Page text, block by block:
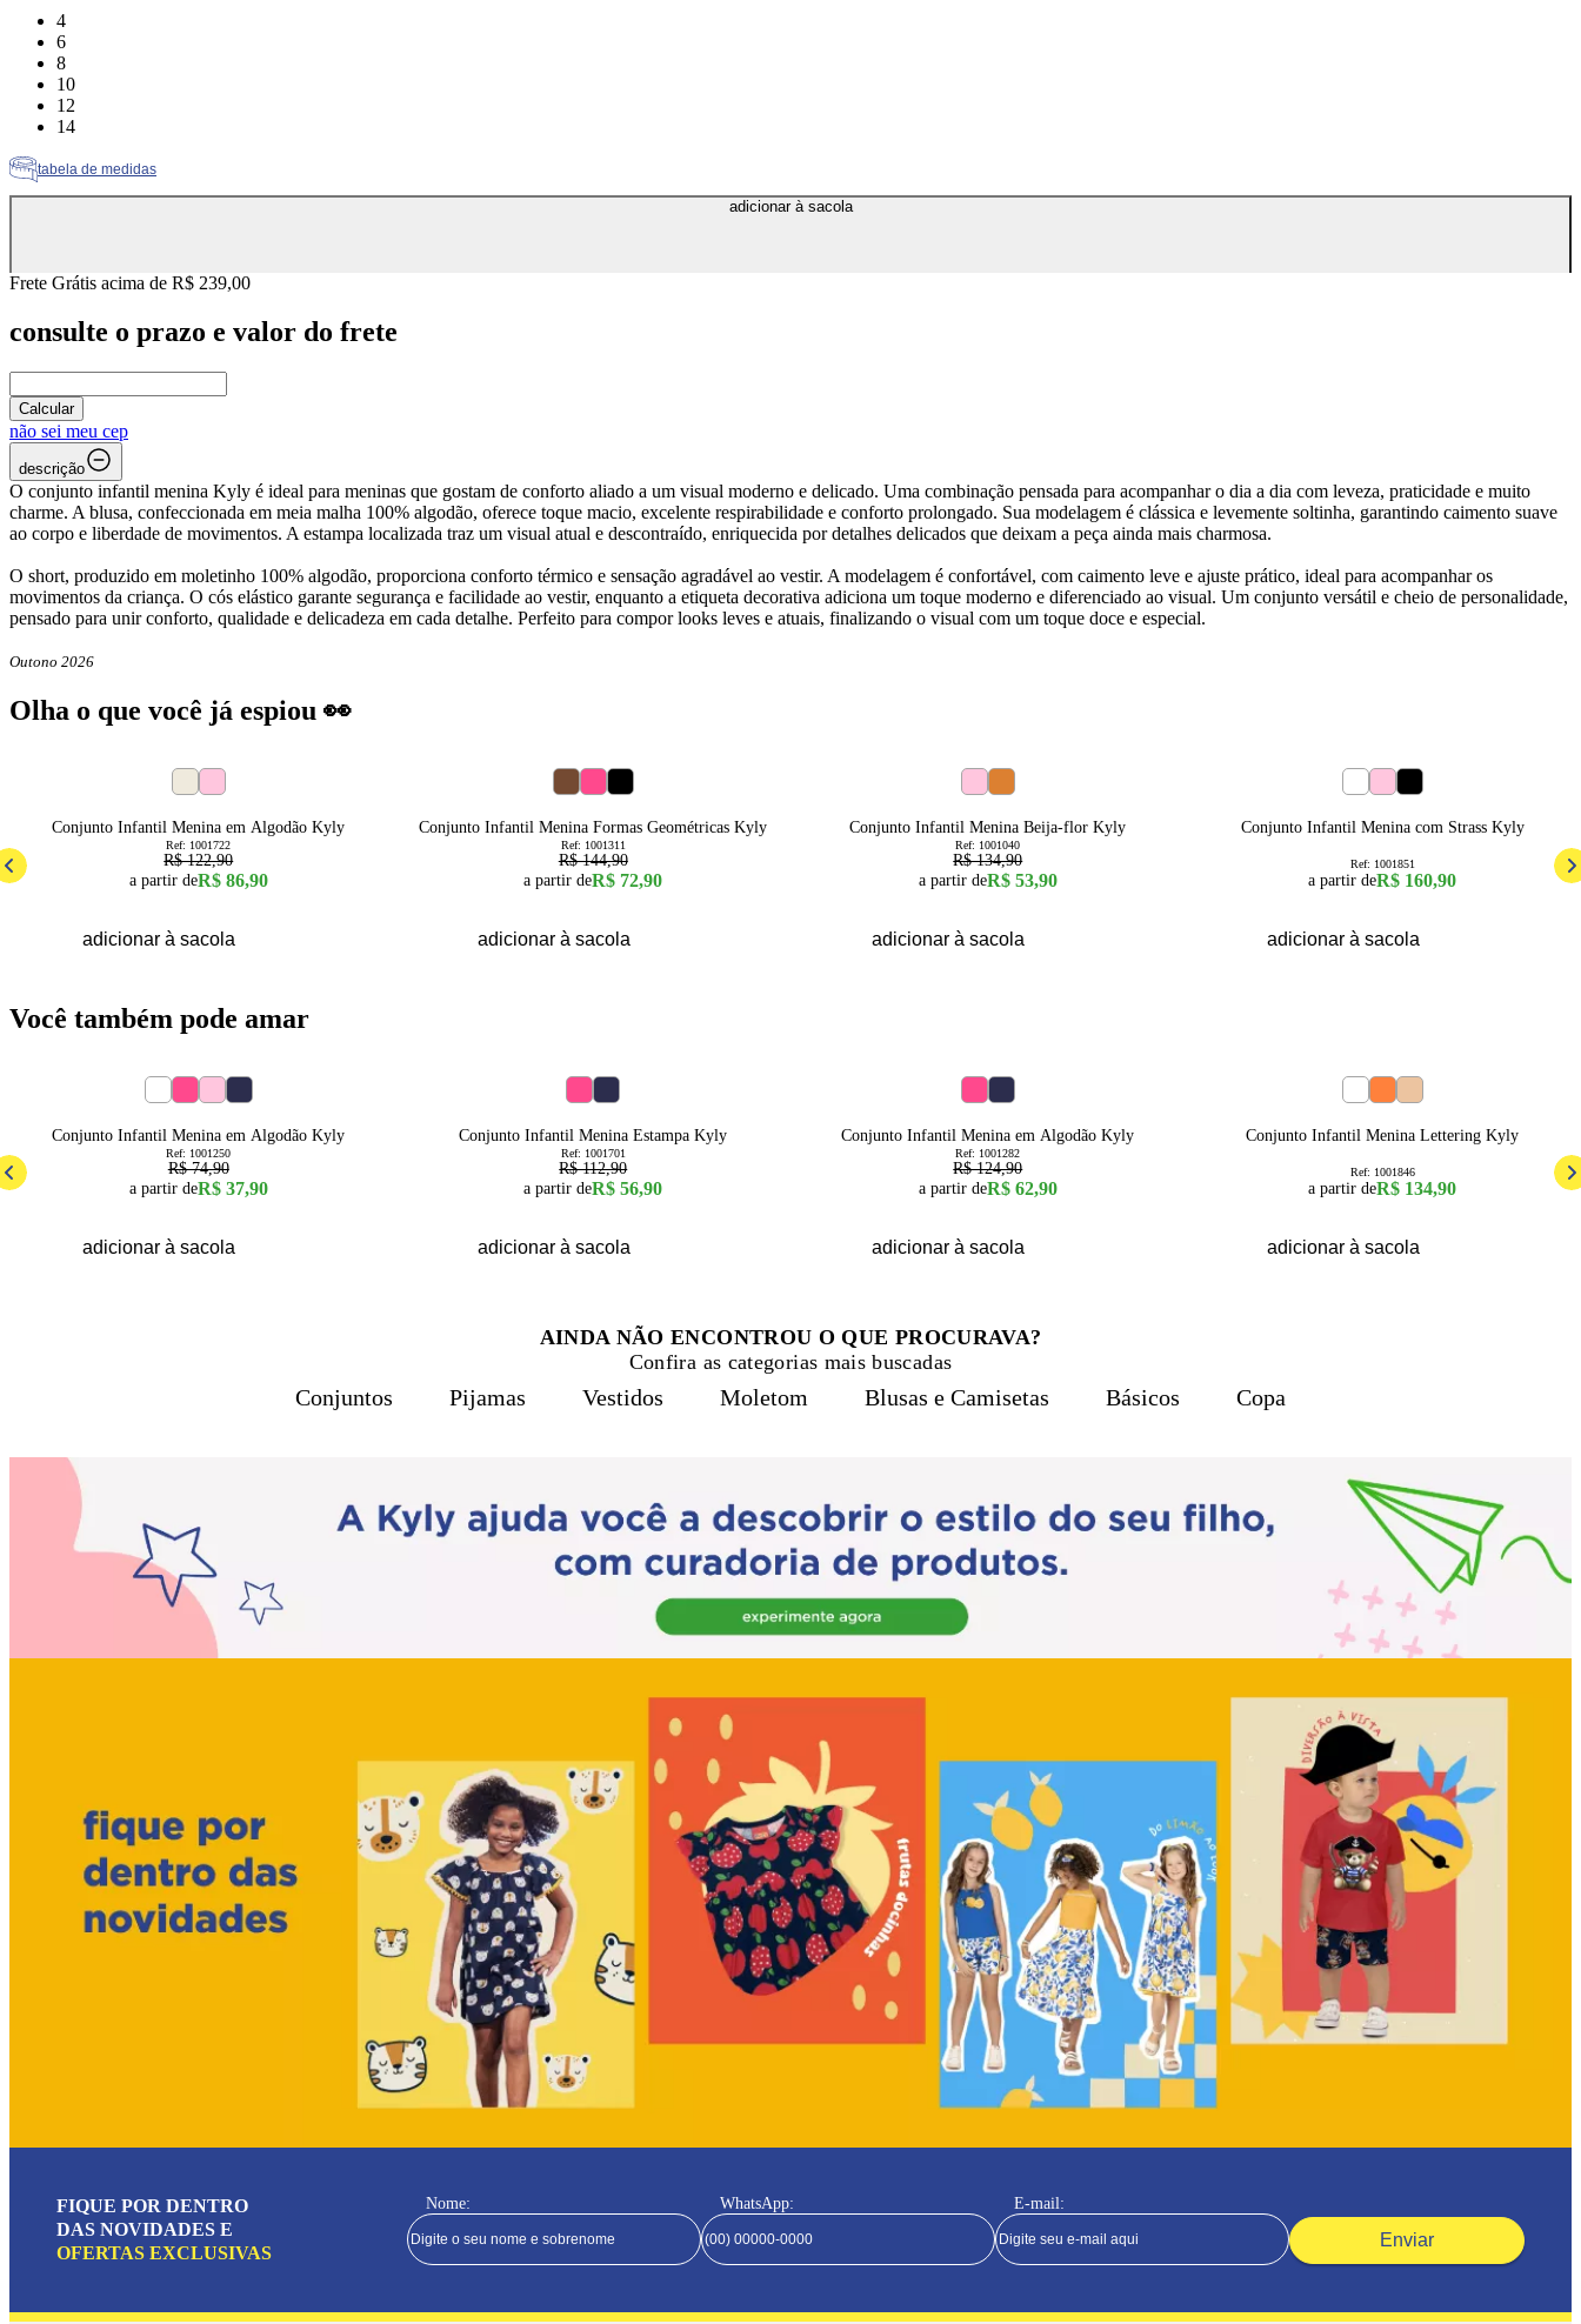
Tamanho: 4
4
Tamanho: 6
6
Tamanho: 8
8
Tamanho: 10
10
Tamanho: 12
12
Tamanho: 14
14
tabela de medidas
adicionar à sacola
Frete Grátis acima de R$ 239,00
consulte o prazo e valor do frete
Calcular
não sei meu cep
descrição
O conjunto infantil menina Kyly é ideal para meninas que gostam de conforto aliado a um visual moderno e delicado. Uma combinação pensada para acompanhar o dia a dia com leveza, praticidade e muito
charme. A blusa, confeccionada em meia malha 100% algodão, oferece toque macio, excelente respirabilidade e conforto prolongado. Sua modelagem é clássica e levemente soltinha, garantindo caimento suave
ao corpo e liberdade de movimentos. A estampa localizada traz um visual atual e descontraído, enriquecida por detalhes delicados que deixam a peça ainda mais charmosa.
O short, produzido em moletinho 100% algodão, proporciona conforto térmico e sensação agradável ao vestir. A modelagem é confortável, com caimento leve e ajuste prático, ideal para acompanhar os
movimentos da criança. O cós elástico garante segurança e facilidade ao vestir, enquanto a etiqueta decorativa adiciona um toque moderno e diferenciado ao visual. Um conjunto versátil e cheio de personalidade,
pensado para unir conforto, qualidade e delicadeza em cada detalhe. Perfeito para compor looks leves e atuais, finalizando o visual com um toque doce e especial.
Outono 2026
Olha o que você já espiou 👀
Conjunto Infantil Menina em Algodão Kyly
Ref: 1001722
R$ 122,90
a partir deR$ 86,90
adicionar à sacola
Conjunto Infantil Menina Formas Geométricas Kyly
Ref: 1001311
R$ 144,90
a partir deR$ 72,90
adicionar à sacola
Conjunto Infantil Menina Beija-flor Kyly
Ref: 1001040
R$ 134,90
a partir deR$ 53,90
adicionar à sacola
Conjunto Infantil Menina com Strass Kyly
Ref: 1001851
a partir deR$ 160,90
adicionar à sacola
Você também pode amar
Conjunto Infantil Menina em Algodão Kyly
Ref: 1001250
R$ 74,90
a partir deR$ 37,90
adicionar à sacola
Conjunto Infantil Menina Estampa Kyly
Ref: 1001701
R$ 112,90
a partir deR$ 56,90
adicionar à sacola
Conjunto Infantil Menina em Algodão Kyly
Ref: 1001282
R$ 124,90
a partir deR$ 62,90
adicionar à sacola
Conjunto Infantil Menina Lettering Kyly
Ref: 1001846
a partir deR$ 134,90
adicionar à sacola
AINDA NÃO ENCONTROU O QUE PROCURAVA?
Confira as categorias mais buscadas
Conjuntos Pijamas Vestidos Moletom Blusas e Camisetas Básicos Copa
FIQUE POR DENTRO
DAS NOVIDADES E
OFERTAS EXCLUSIVAS
Nome: WhatsApp: E-mail:
Enviar